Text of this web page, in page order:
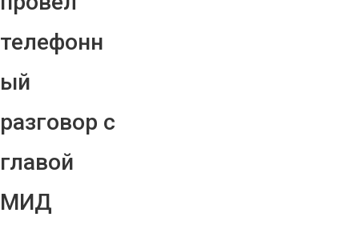
телефонн
ый
разговор с
главой
МИД